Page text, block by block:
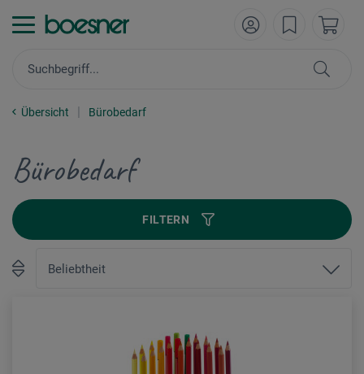
Übersicht Bürobedarf
Bürobedarf
FILTERN